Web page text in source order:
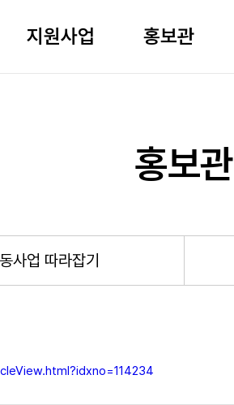
지원사업 홍보관
홍보관
사업 따라잡기